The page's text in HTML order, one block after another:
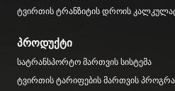
ტვირთის ტრანზიტის დროის
პროდუქტი
სატრანსპორტო მართვის სისტემა
ტვირთის ტარიფების მართვის